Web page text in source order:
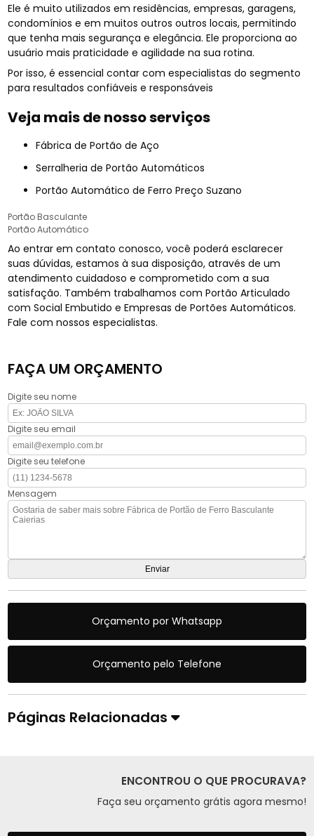
Ele é muito utilizados em residências, empresas, garagens,
condomínios e em muitos outros outros locais, permitindo
que tenha mais segurança e elegância. Ele proporciona ao
usuário mais praticidade e agilidade na sua rotina.
Por isso, é essencial contar com especialistas do segmento
para resultados confiáveis e responsáveis
Veja mais de nosso serviços
Fábrica de Portão de Aço
Serralheria de Portão Automáticos
Portão Automático de Ferro Preço Suzano
Portão Basculante
Portão Automático
Ao entrar em contato conosco, você poderá esclarecer
suas dúvidas, estamos à sua disposição, através de um
atendimento cuidadoso e comprometido com a sua
satisfação. Também trabalhamos com Portão Articulado
com Social Embutido e Empresas de Portões Automáticos.
Fale com nossos especialistas.
FAÇA UM ORÇAMENTO
Digite seu nome
Digite seu email
Digite seu telefone
Mensagem
Orçamento por Whatsapp
Orçamento pelo Telefone
Páginas Relacionadas
ENCONTROU O QUE PROCURAVA?
Faça seu orçamento grátis agora mesmo!